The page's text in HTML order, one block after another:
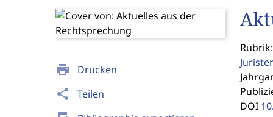
print Drucken
share Teilen
DOI